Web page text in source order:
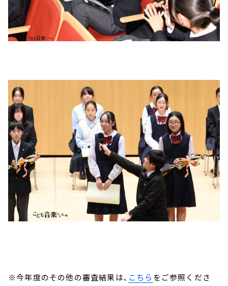
※今年度のその他の審査結果は、 こちら をご参照くださ